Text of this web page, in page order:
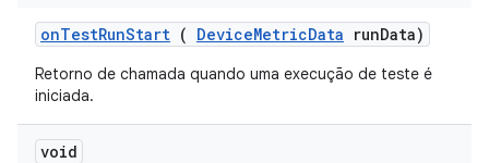
onTestRunStart ( DeviceMetricData runData)
Retorno de chamada quando uma execução de teste é
iniciada.
void